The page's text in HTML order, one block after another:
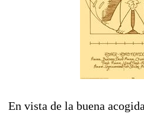
En vista de la buena